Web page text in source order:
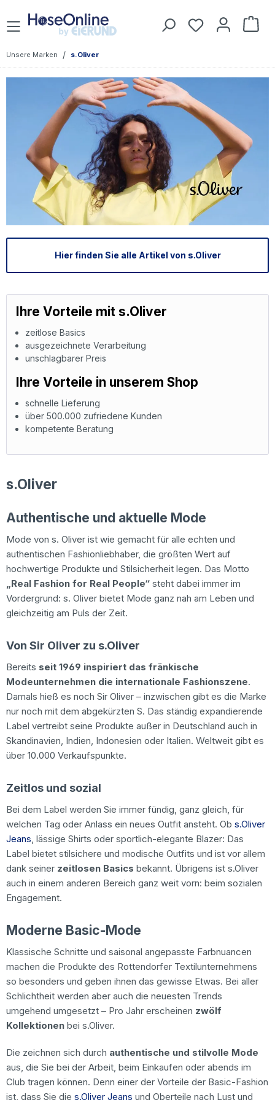
Zum Hauptinhalt springen Du hast 0
Unsere Marken / s.Oliver
Hier finden Sie alle Artikel von s.Oliver
Ihre Vorteile mit s.Oliver
zeitlose Basics
ausgezeichnete Verarbeitung
unschlagbarer Preis
Ihre Vorteile in unserem Shop
schnelle Lieferung
über 500.000 zufriedene Kunden
kompetente Beratung
s.Oliver
Authentische und aktuelle Mode
Mode von s. Oliver ist wie gemacht für alle echten und
authentischen Fashionliebhaber, die größten Wert auf
hochwertige Produkte und Stilsicherheit legen. Das Motto
„Real Fashion for Real People“ steht dabei immer im
Vordergrund: s. Oliver bietet Mode ganz nah am Leben und
gleichzeitig am Puls der Zeit.
Von Sir Oliver zu s.Oliver
Bereits seit 1969 inspiriert das fränkische
Modeunternehmen die internationale Fashionszene.
Damals hieß es noch Sir Oliver – inzwischen gibt es die Marke
nur noch mit dem abgekürzten S. Das ständig expandierende
Label vertreibt seine Produkte außer in Deutschland auch in
Skandinavien, Indien, Indonesien oder Italien. Weltweit gibt es
über 10.000 Verkaufspunkte.
Zeitlos und sozial
Bei dem Label werden Sie immer fündig, ganz gleich, für
welchen Tag oder Anlass ein neues Outfit ansteht. Ob s.Oliver
Jeans , lässige Shirts oder sportlich-elegante Blazer: Das
Label bietet stilsichere und modische Outfits und ist vor allem
dank seiner zeitlosen Basics bekannt. Übrigens ist s.Oliver
auch in einem anderen Bereich ganz weit vorn: beim sozialen
Engagement.
Moderne Basic-Mode
Klassische Schnitte und saisonal angepasste Farbnuancen
machen die Produkte des Rottendorfer Textilunternehmens
so besonders und geben ihnen das gewisse Etwas. Bei aller
Schlichtheit werden aber auch die neuesten Trends
umgehend umgesetzt – Pro Jahr erscheinen zwölf
Kollektionen bei s.Oliver.
Die zeichnen sich durch authentische und stilvolle Mode
aus, die Sie bei der Arbeit, beim Einkaufen oder abends im
Club tragen können. Denn einer der Vorteile der Basic-Fashion
ist, dass Sie die s.Oliver Jeans und Oberteile nach Lust und